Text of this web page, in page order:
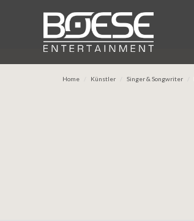
Home Künstler Singer & Songwriter